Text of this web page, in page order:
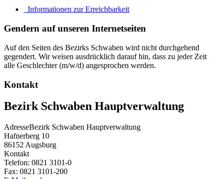
Informationen zur Erreichbarkeit
Gendern auf unseren Internetseiten
Auf den Seiten des Bezirks Schwaben wird nicht durchgehend
gegendert. Wir weisen ausdrücklich darauf hin, dass zu jeder Zeit
alle Geschlechter (m/w/d) angesprochen werden.
Kontakt
Bezirk Schwaben Hauptverwaltung
AdresseBezirk Schwaben Hauptverwaltung
Hafnerberg 10
86152 Augsburg
Kontakt
Telefon: 0821 3101-0
Fax: 0821 3101-200